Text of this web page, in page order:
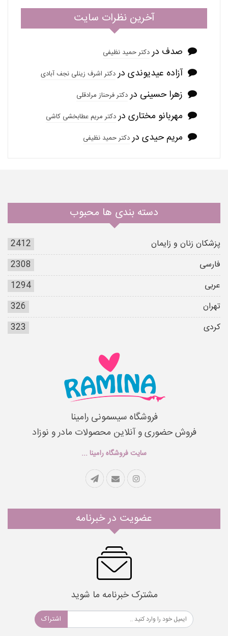
آخرین نظرات سایت
صدف دردکتر حمید نظیفی
آزاده عیدیوندی دردکتر اشرف زینلی نجف آبادی
زهرا حسینی دردکتر فرحناز مرادقلی
مهربانو مختاری دردکتر مریم عطابخشی کاشی
مریم حیدی دردکتر حمید نظیفی
دسته بندی ها محبوب
پزشکان زنان و زایمان
2412
فارسی
2308
عربی
1294
تهران
326
کردی
323
فروشگاه سیسمونی رامینا
فروش حضوری و آنلاین محصولات مادر و نوزاد
سایت فروشگاه رامینا ...
عضویت در خبرنامه
مشترک خبرنامه ما شوید
اشتراک